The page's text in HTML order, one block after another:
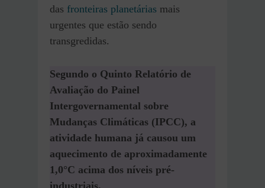
das fronteiras planetárias mais
urgentes que estão sendo
transgredidas.
Segundo o Quinto Relatório de
Avaliação do Painel
Intergovernamental sobre
Mudanças Climáticas (IPCC), a
atividade humana já causou um
aquecimento de aproximadamente
1,0°C acima dos níveis pré-